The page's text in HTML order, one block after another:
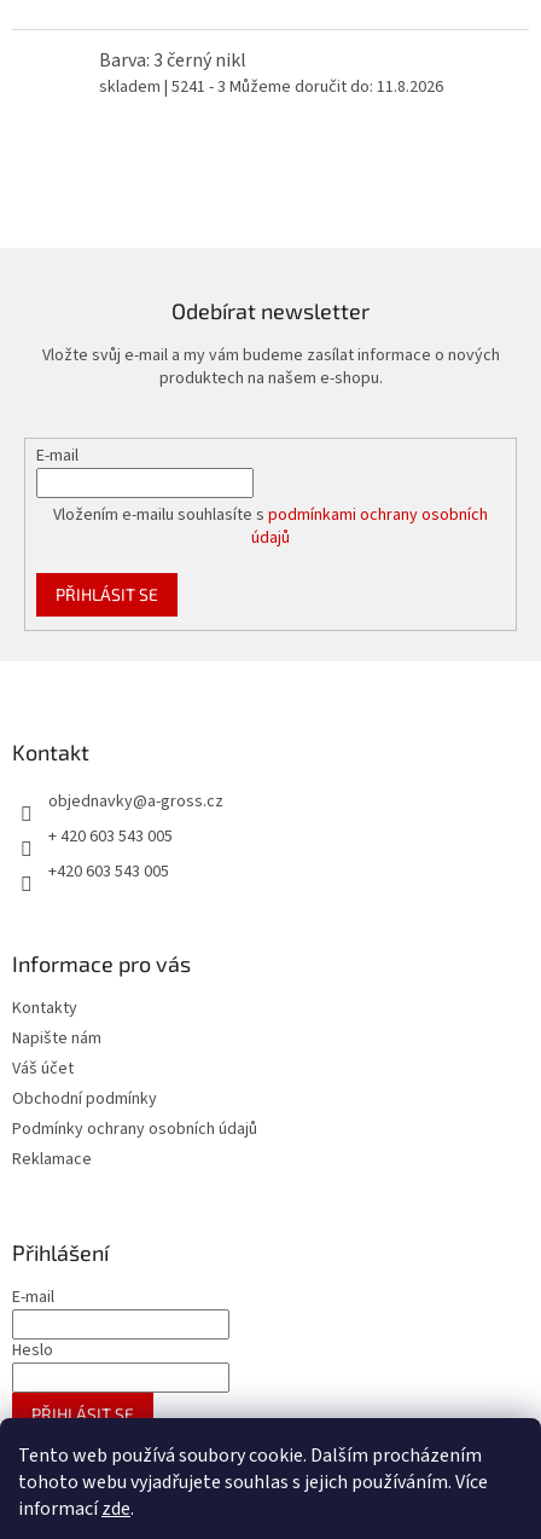
Tento web používá soubory cookie. Dalším procházením
tohoto webu vyjadřujete souhlas s jejich používáním. Více
informacízde.
Barva: 3 černý nikl
skladem | 5241 - 3 Můžeme doručit do: 11.8.2026
Odebírat newsletter
Vložte svůj e-mail a my vám budeme zasílat informace o nových
produktech na našem e-shopu.
E-mail
Vložením e-mailu souhlasíte s podmínkami ochrany osobních
údajů
PŘIHLÁSIT SE
Kontakt
objednavky@a-gross.cz
+ 420 603 543 005
+420 603 543 005
Informace pro vás
Kontakty
Napište nám
Váš účet
Obchodní podmínky
Podmínky ochrany osobních údajů
Reklamace
Přihlášení
E-mail
Heslo
PŘIHLÁSIT SE
Nová registraceZapomenuté heslo